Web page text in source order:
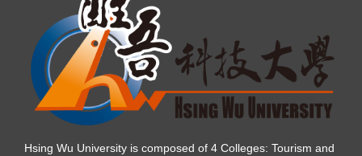
Hsing Wu University is composed of 4 Colleges: Tourism and